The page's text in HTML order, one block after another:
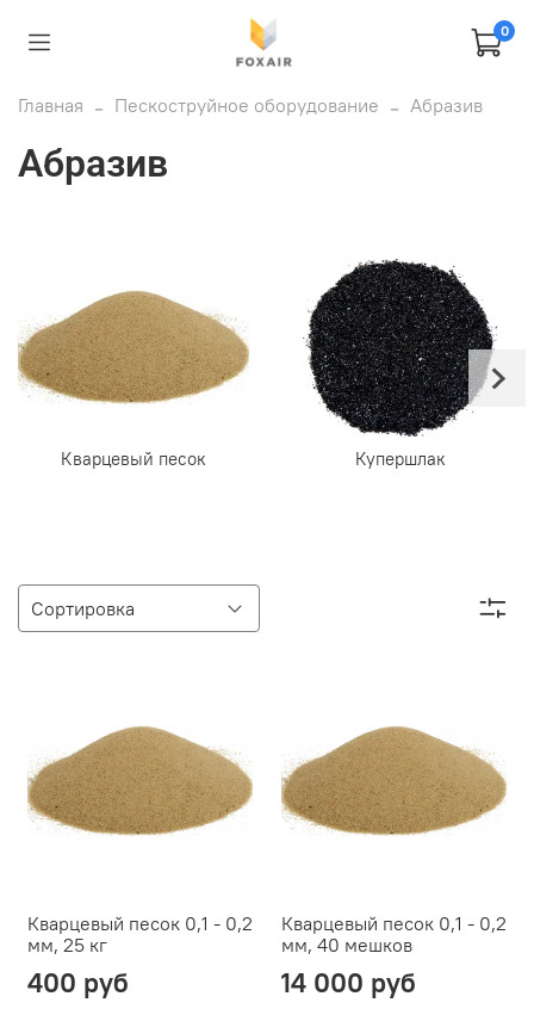
0
Главная Пескоструйное оборудование Абразив
Абразив
Кварцевый песок Купершлак
Кварцевый песок 0,1 - 0,2
мм, 25 кг
400 руб
Кварцевый песок 0,1 - 0,2
мм, 40 мешков
14 000 руб